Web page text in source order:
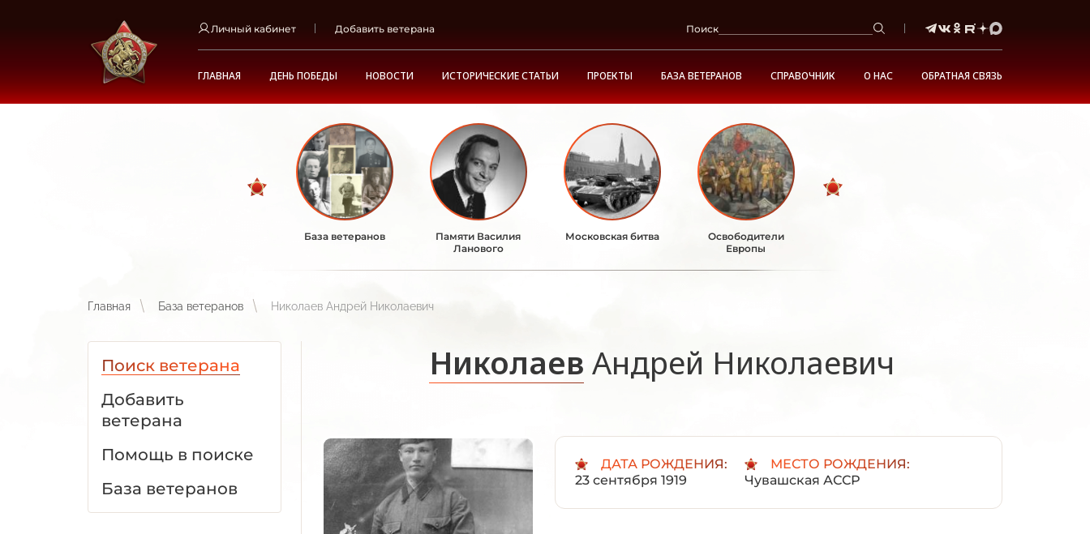
Личный кабинет Добавить ветерана Поиск
ГЛАВНАЯ ДЕНЬ ПОБЕДЫ НОВОСТИ ИСТОРИЧЕСКИЕ СТАТЬИ ПРОЕКТЫ БАЗА ВЕТЕРАНОВ СПРАВОЧНИК О НАС ОБРАТНАЯ СВЯЗЬ
База ветеранов
Памяти Василия
Ланового
Московская битва
Освободители
Европы
Главная База ветеранов Николаев Андрей Николаевич
Поиск ветерана
Добавить
ветерана
Помощь в поиске
База ветеранов
Николаев Андрей Николаевич
ДАТА РОЖДЕНИЯ:
23 сентября 1919
МЕСТО РОЖДЕНИЯ:
Чувашская АССР